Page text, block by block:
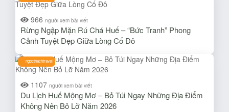
966 người xem bài viết
Rừng Ngập Mặn Rú Chá Huế – “Bức Tranh” Phong
Cảnh Tuyệt Đẹp Giữa Lòng Cố Đô
ngocthachtravel
1107 người xem bài viết
Du Lịch Huế Mộng Mơ – Bỏ Túi Ngay Những Địa Điểm
Không Nên Bỏ Lỡ Năm 2026